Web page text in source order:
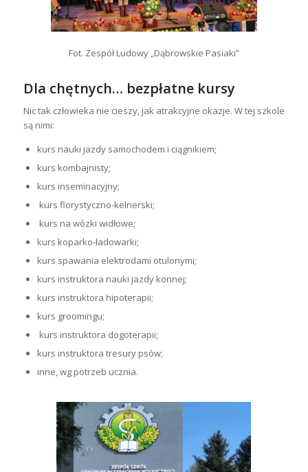
Fot. Zespół Ludowy „Dąbrowskie Pasiaki”
Dla chętnych… bezpłatne kursy
Nic tak człowieka nie cieszy, jak atrakcyjne okazje. W tej szkole
są nimi:
kurs nauki jazdy samochodem i ciągnikiem;
kurs kombajnisty;
kurs inseminacyjny;
kurs florystyczno-kelnerski;
kurs na wózki widłowe;
kurs koparko-ładowarki;
kurs spawania elektrodami otulonymi;
kurs instruktora nauki jazdy konnej;
kurs instruktora hipoterapii;
kurs groomingu;
kurs instruktora dogoterapii;
kurs instruktora tresury psów;
inne, wg potrzeb ucznia.